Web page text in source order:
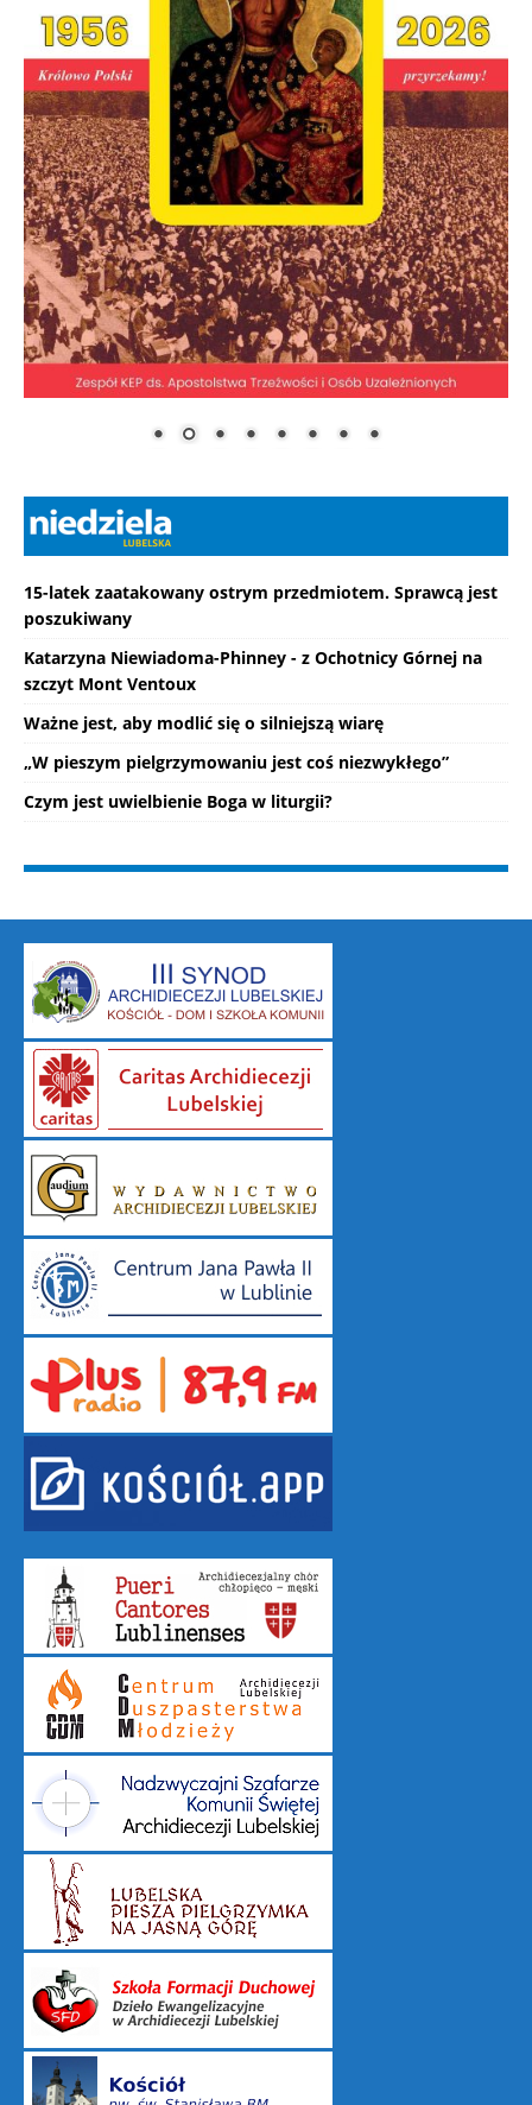
15-latek zaatakowany ostrym przedmiotem. Sprawcą jest
poszukiwany
Katarzyna Niewiadoma-Phinney - z Ochotnicy Górnej na
szczyt Mont Ventoux
Ważne jest, aby modlić się o silniejszą wiarę
„W pieszym pielgrzymowaniu jest coś niezwykłego”
Czym jest uwielbienie Boga w liturgii?